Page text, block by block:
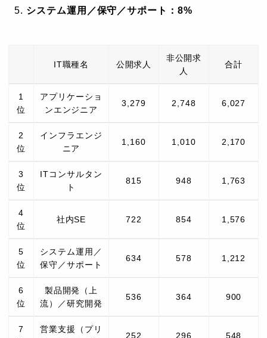
システム運用／保守／サポート：8%
IT職種名 公開求人
非公開求
人
合計
1
位
アプリケーショ
ンエンジニア
3,279 2,748 6,027
2
位
インフラエンジ
ニア
1,160 1,010 2,170
3
位
ITコンサルタン
ト
815 948 1,763
4
位
社内SE 722 854 1,576
5
位
システム運用／
保守／サポート
634 578 1,212
6
位
製品開発（上
流）／研究開発
536 364 900
7
営業支援（プリ
252 296 548